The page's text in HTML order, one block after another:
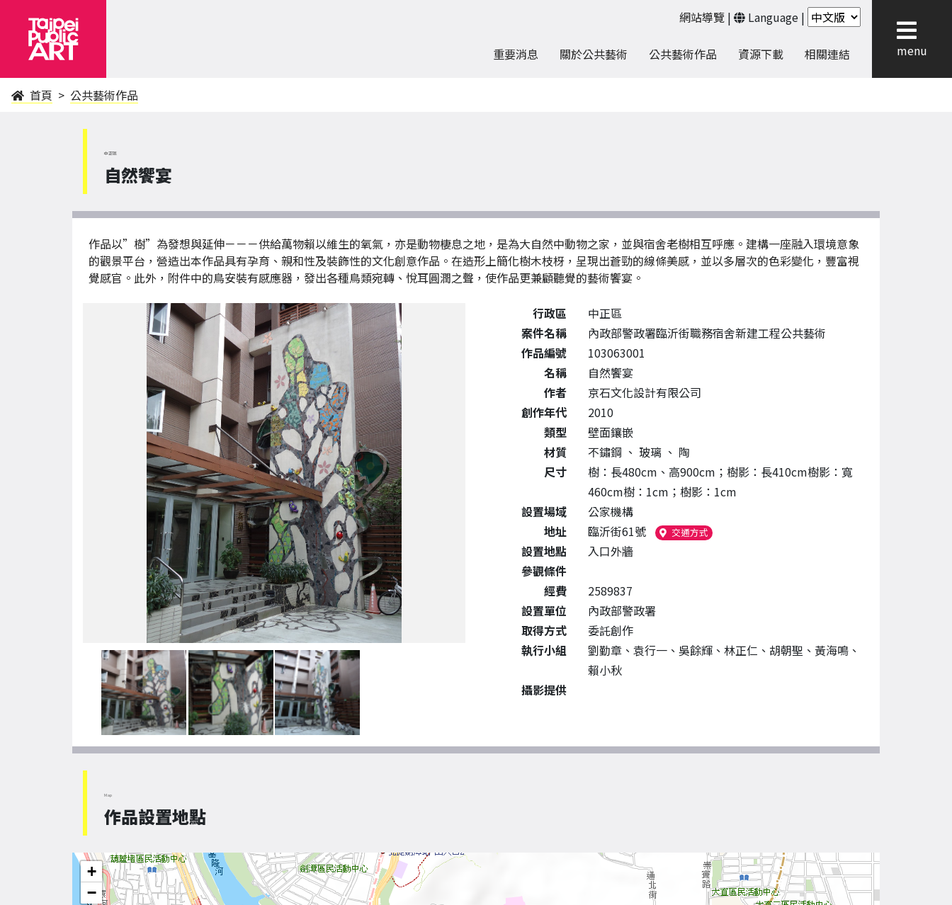
網站導覽 | Language |
重要消息 關於公共藝術 公共藝術作品 資源下載 相關連結 menu
首頁 公共藝術作品
中正區
自然饗宴
作品以”樹”為發想與延伸－－－供給萬物賴以維生的氧氣，亦是動物棲息之地，是為大自然中動物之家，並與宿舍老樹相互呼應。建構一座融入環境意象
的觀景平台，營造出本作品具有孕育、親和性及裝飾性的文化創意作品。在造形上簡化樹木枝枒，呈現出蒼勁的線條美感，並以多層次的色彩變化，豐富視
覺感官。此外，附件中的鳥安裝有感應器，發出各種鳥類宛轉、悅耳圓潤之聲，使作品更兼顧聽覺的藝術饗宴。
公共藝術作品詳細資料
行政區
中正區
案件名稱
內政部警政署臨沂街職務宿舍新建工程公共藝術
作品編號
103063001
名稱
自然饗宴
作者
京石文化設計有限公司
創作年代
2010
類型
壁面鑲嵌
材質
不鏽鋼 、 玻璃 、 陶
尺寸
樹：長480cm、高900cm；樹影：長410cm樹影：寬
460cm樹：1cm；樹影：1cm
設置場域
公家機構
地址
臨沂街61號 交通方式（另開新視窗）
設置地點
入口外牆
參觀條件
經費
2589837
設置單位
內政部警政署
取得方式
委託創作
執行小組
劉勤章、袁行一、吳餘輝、林正仁、胡朝聖、黃海鳴、
賴小秋
攝影提供
Map
作品設置地點
+
−